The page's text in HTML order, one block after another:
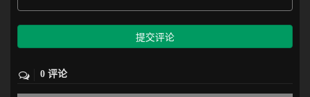
提交评论
0 评论